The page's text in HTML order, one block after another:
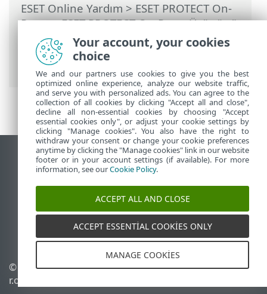
ESET Online Yardım > ESET PROTECT On-
Prem>ESET PROTECT On-Prem Ürününü
Kullanma
>ESET PROTECT On-Prem Ana
Menü> Bilgisayarlar Gruplar
Ayrıntıları
Masaüstü sitesini görüntüle
End of Life
ESET Bilgi Bankası
ESET Status Portal
Bölgesel destek
© 1992 - 2026 ESET, spol. s
r.o. - Tüm hakları saklıdır.
Çerezleri yönet
Your account, your cookies
choice
We and our partners use cookies to give you the best
optimized online experience, analyze our website traffic,
and serve you with personalized ads. You can agree to the
collection of all cookies by clicking "Accept all and close",
decline all non-essential cookies by choosing "Accept
essential cookies only", or adjust your cookie settings by
clicking "Manage cookies". You also have the right to
withdraw your consent or change your cookie preferences
anytime by clicking the "Manage cookies" link in our website
footer or in your account settings (if available). For more
information, see ourCookie Policy.
ACCEPT ALL AND CLOSE
ACCEPT ESSENTIAL COOKIES ONLY
MANAGE COOKIES